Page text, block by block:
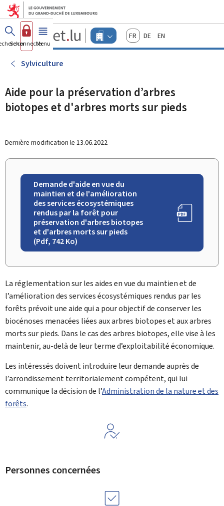
Aller au menu principal
Aller au contenu
Guichet.lu
Changer
d'espace
actif
FrançaisDeutschEnglish
Se connecterMenu principal
Sylviculture
Aide pour la préservation d’arbres
biotopes et d'arbres morts sur pieds
Dernière modification le 13.06.2022
Demande d'aide en vue du
maintien et de l'amélioration
des services écosystémiques
rendus par la forêt pour
préservation d'arbres biotopes
et d'arbres morts sur pieds
(Pdf, 742 Ko)
La réglementation sur les aides en vue du maintien et de
l’amélioration des services écosystémiques rendus par les
forêts prévoit une aide qui a pour objectif de conserver les
biocénoses menacées liées aux arbres biotopes et aux arbres
morts sur pieds. Dans le cas des arbres biotopes, elle vise à les
maintenir, au-delà de leur terme d’exploitabilité économique.
Les intéressés doivent introduire leur demande auprès de
l’arrondissement territorialement compétent, qui lui
communique la décision de l’Administration de la nature et des
forêts.
Personnes concernées